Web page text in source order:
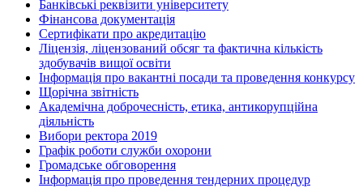
Банківські реквізити університету
Фінансова документація
Сертифікати про акредитацію
Ліцензія, ліцензований обсяг та фактична кількість
здобувачів вищої освіти
Інформація про вакантні посади та проведення конкурсу
Щорічна звітність
Академічна доброчесність, етика, антикорупційна
діяльність
Вибори ректора 2019
Графік роботи служби охорони
Громадське обговорення
Інформація про проведення тендерних процедур